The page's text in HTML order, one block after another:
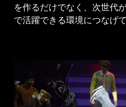
を作るだけでなく、次世代
で活躍できる環境につなげ